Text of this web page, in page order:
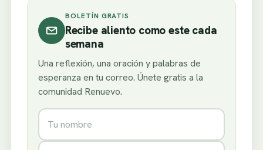
BOLETÍN GRATIS
Recibe aliento como este cada
semana
Una reflexión, una oración y palabras de
esperanza en tu correo. Únete gratis a la
comunidad Renuevo.
Nombre
Correo electrónico